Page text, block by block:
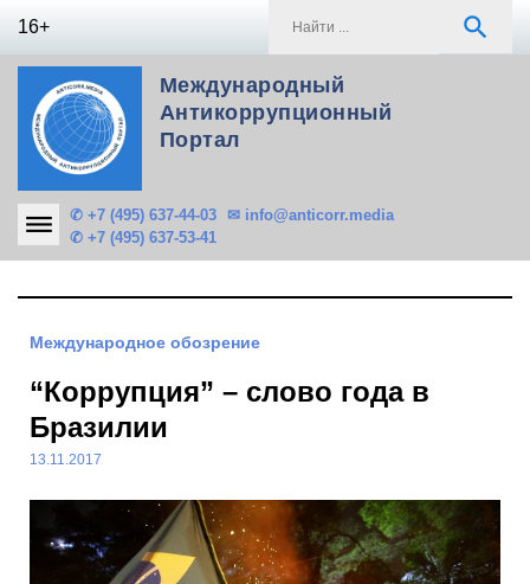
16+ search
Международный
Антикоррупционный
Портал
✆ +7 (495) 637-44-03
✆ +7 (495) 637-53-41
✉ info@anticorr.media
Международное обозрение
“Коррупция” – слово года в
Бразилии
13.11.2017